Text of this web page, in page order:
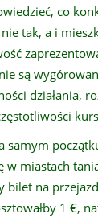
co
tak, a i
są
działania,
samym
w miastach
bilet na
1 €,